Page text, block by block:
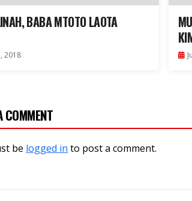
BABA MTOTO LAOTA
2018
COMMENT
be logged in to post a comment.